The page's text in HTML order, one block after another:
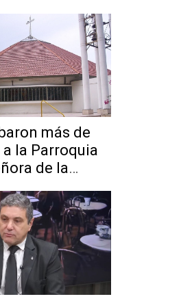
más de
a la Parroquia
de la